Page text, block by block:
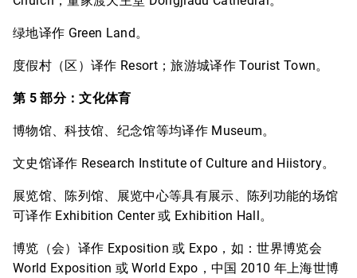
绿地译作 Green Land。
度假村（区）译作 Resort；旅游城译作 Tourist Town。
第 5 部分：文化体育
博物馆、科技馆、纪念馆等均译作 Museum。
文史馆译作 Research Institute of Culture and Hiistory。
展览馆、陈列馆、展览中心等具有展示、陈列功能的场馆
可译作 Exhibition Center 或 Exhibition Hall。
博览（会）译作 Exposition 或 Expo，如：世界博览会
World Exposition 或 World Expo，中国 2010 年上海世博